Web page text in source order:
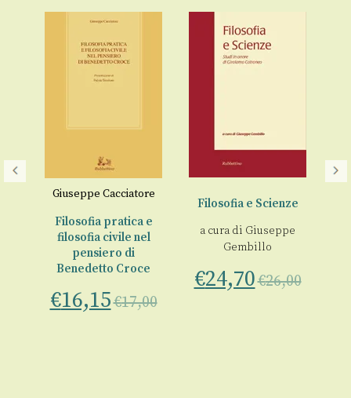
Giuseppe Cacciatore
Filosofia pratica e
filosofia civile nel
pensiero di
Benedetto Croce
€16,15€17,00
Filosofia e Scienze
a cura di Giuseppe
Gembillo
€24,70€26,00